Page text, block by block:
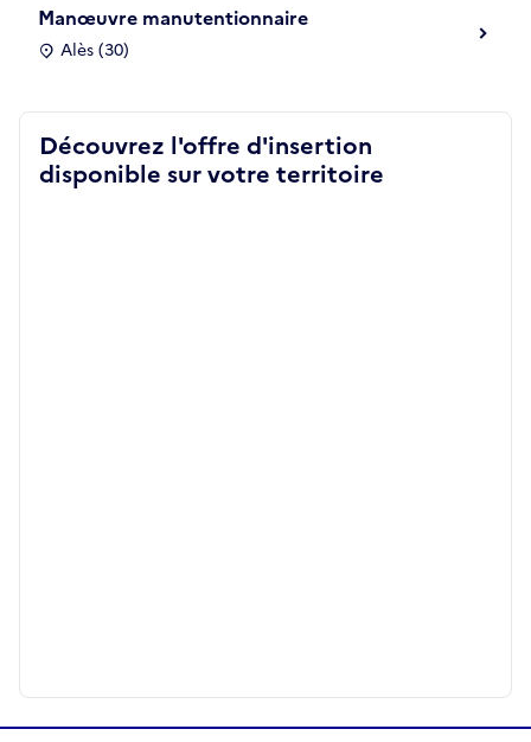
Manœuvre manutentionnaire
Alès (30)
Découvrez l'offre d'insertion
disponible sur votre territoire